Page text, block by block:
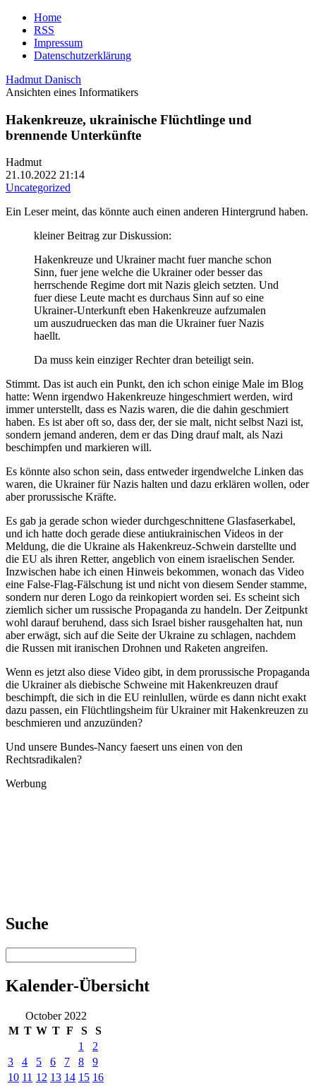
Home
RSS
Impressum
Datenschutzerklärung
Hadmut Danisch
Ansichten eines Informatikers
Hakenkreuze, ukrainische Flüchtlinge und
brennende Unterkünfte
Hadmut
21.10.2022 21:14
Uncategorized
Ein Leser meint, das könnte auch einen anderen Hintergrund haben.
kleiner Beitrag zur Diskussion:
Hakenkreuze und Ukrainer macht fuer manche schon
Sinn, fuer jene welche die Ukrainer oder besser das
herrschende Regime dort mit Nazis gleich setzten. Und
fuer diese Leute macht es durchaus Sinn auf so eine
Ukrainer-Unterkunft eben Hakenkreuze aufzumalen
um auszudruecken das man die Ukrainer fuer Nazis
haellt.
Da muss kein einziger Rechter dran beteiligt sein.
Stimmt. Das ist auch ein Punkt, den ich schon einige Male im Blog
hatte: Wenn irgendwo Hakenkreuze hingeschmiert werden, wird
immer unterstellt, dass es Nazis waren, die die dahin geschmiert
haben. Es ist aber oft so, dass der, der sie malt, nicht selbst Nazi ist,
sondern jemand anderen, dem er das Ding drauf malt, als Nazi
beschimpfen und markieren will.
Es könnte also schon sein, dass entweder irgendwelche Linken das
waren, die Ukrainer für Nazis halten und dazu erklären wollen, oder
aber prorussische Kräfte.
Es gab ja gerade schon wieder durchgeschnittene Glasfaserkabel,
und ich hatte doch gerade diese antiukrainischen Videos in der
Meldung, die die Ukraine als Hakenkreuz-Schwein darstellte und
die EU als ihren Retter, angeblich von einem israelischen Sender.
Inzwischen habe ich einen Hinweis bekommen, wonach das Video
eine False-Flag-Fälschung ist und nicht von diesem Sender stamme,
sondern nur deren Logo da reinkopiert worden sei. Es scheint sich
ziemlich sicher um russische Propaganda zu handeln. Der Zeitpunkt
wohl darauf beruhend, dass sich Israel bisher rausgehalten hat, nun
aber erwägt, sich auf die Seite der Ukraine zu schlagen, nachdem
die Russen mit iranischen Drohnen und Raketen angreifen.
Wenn es jetzt also diese Video gibt, in dem prorussische Propaganda
die Ukrainer als diebische Schweine mit Hakenkreuzen drauf
beschimpft, die sich in die EU reinlullen, würde es dann nicht exakt
dazu passen, ein Flüchtlingsheim für Ukrainer mit Hakenkreuzen zu
beschmieren und anzuzünden?
Und unsere Bundes-Nancy faesert uns einen von den
Rechtsradikalen?
Werbung
Suche
Kalender-Übersicht
October 2022
M T W T F S
S
1
2
3
4 5 6 7 8
9
10 11 12 13 14 15 16